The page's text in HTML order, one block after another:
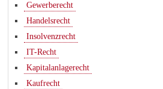
Gewerberecht
Handelsrecht
Insolvenzrecht
IT-Recht
Kapitalanlagerecht
Kaufrecht